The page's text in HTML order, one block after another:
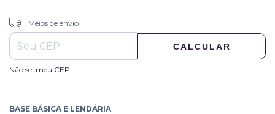
Entregas para o CEP:
Meios de envio
CALCULAR
Não sei meu CEP
BASE BÁSICA E LENDÁRIA